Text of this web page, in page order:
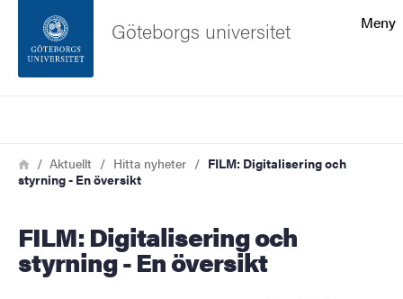
Sidfoten
Om webbplatsen
Meny
Göteborgs universitet
Länkstig
HemAktuellt Hitta nyheter
FILM: Digitalisering och
styrning - En översikt
FILM: Digitalisering och
styrning - En översikt